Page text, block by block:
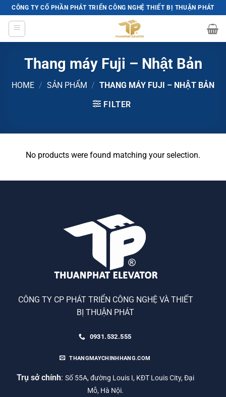
Skip
to
content
CÔNG TY CỔ PHẦN PHÁT TRIỂN CÔNG NGHỆ THIẾT BỊ THUẬN PHÁT
Thang máy Fuji – Nhật Bản
HOME / SẢN PHẨM / THANG MÁY FUJI – NHẬT BẢN
FILTER
No products were found matching your selection.
CÔNG TY CP PHÁT TRIỂN CÔNG NGHỆ VÀ THIẾT
BỊ THUẬN PHÁT
0931.532.555
THANGMAYCHINHHANG.COM
Trụ sở chính: Số 55A, đường Louis I, KĐT Louis City, Đại
Mỗ, Hà Nội.